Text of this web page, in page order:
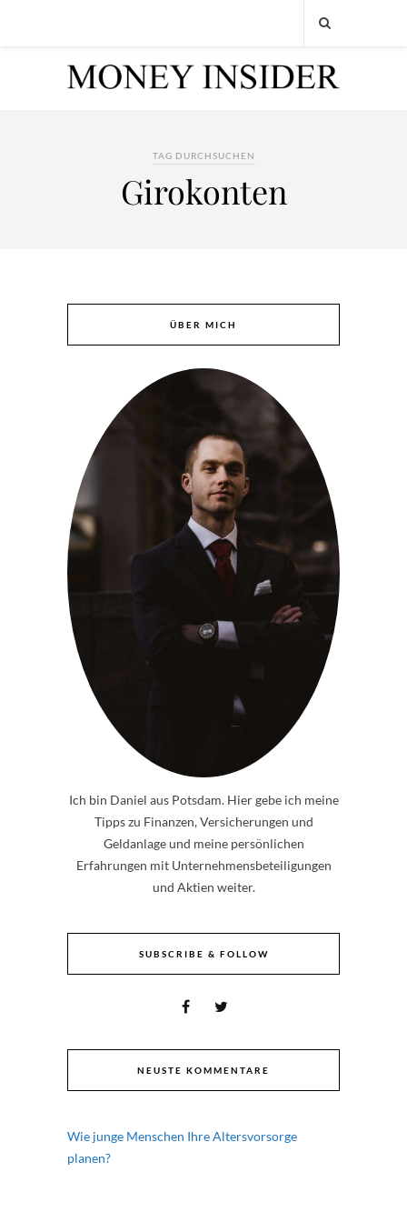
TAG DURCHSUCHEN
Girokonten
ÜBER MICH
Ich bin Daniel aus Potsdam. Hier gebe ich meine
Tipps zu Finanzen, Versicherungen und
Geldanlage und meine persönlichen
Erfahrungen mit Unternehmensbeteiligungen
und Aktien weiter.
SUBSCRIBE & FOLLOW
NEUSTE KOMMENTARE
Wie junge Menschen Ihre Altersvorsorge
planen?